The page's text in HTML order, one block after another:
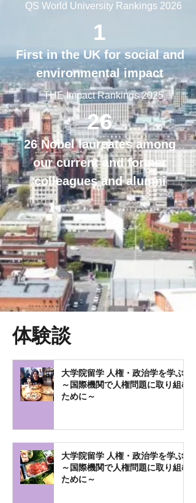
QS World University Rankings 2026
1
First in the UK for social and
environmental impact
THE Impact Rankings 2025
26
26 Nobel laureates among
our current and former
colleagues and alumni
​体験談
大学院留学 人権・政治学を学ぶ
～国際機関で人権問題に取り組む
ために～
大学院留学 人権・政治学を学ぶ
～国際機関で人権問題に取り組む
ために～